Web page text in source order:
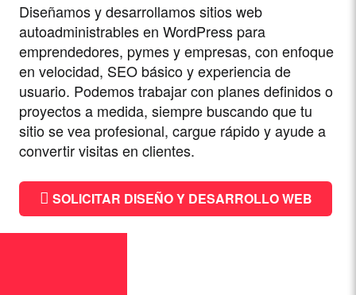
Diseñamos y desarrollamos sitios web
autoadministrables en WordPress para
emprendedores, pymes y empresas, con enfoque
en velocidad, SEO básico y experiencia de
usuario. Podemos trabajar con planes definidos o
proyectos a medida, siempre buscando que tu
sitio se vea profesional, cargue rápido y ayude a
convertir visitas en clientes.
SOLICITAR DISEÑO Y DESARROLLO WEB